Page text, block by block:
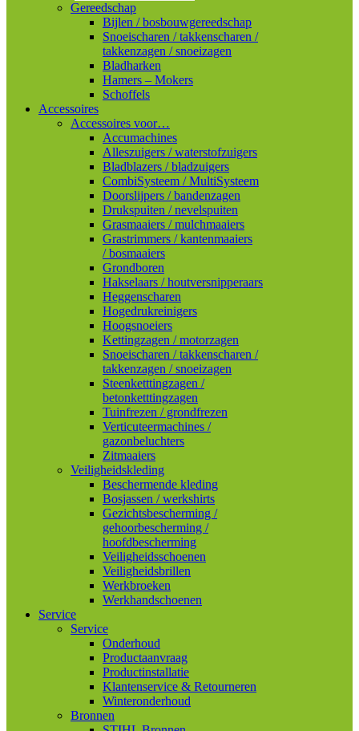
Gereedschap
Bijlen / bosbouwgereedschap
Snoeischaren / takkenscharen /
takkenzagen / snoeizagen
Bladharken
Hamers – Mokers
Schoffels
Accessoires
Accessoires voor…
Accumachines
Alleszuigers / waterstofzuigers
Bladblazers / bladzuigers
CombiSysteem / MultiSysteem
Doorslijpers / bandenzagen
Drukspuiten / nevelspuiten
Grasmaaiers / mulchmaaiers
Grastrimmers / kantenmaaiers
/ bosmaaiers
Grondboren
Hakselaars / houtversnipperaars
Heggenscharen
Hogedrukreinigers
Hoogsnoeiers
Kettingzagen / motorzagen
Snoeischaren / takkenscharen /
takkenzagen / snoeizagen
Steenketttingzagen /
betonketttingzagen
Tuinfrezen / grondfrezen
Verticuteermachines /
gazonbeluchters
Zitmaaiers
Veiligheidskleding
Beschermende kleding
Bosjassen / werkshirts
Gezichtsbescherming /
gehoorbescherming /
hoofdbescherming
Veiligheidsschoenen
Veiligheidsbrillen
Werkbroeken
Werkhandschoenen
Service
Service
Onderhoud
Productaanvraag
Productinstallatie
Klantenservice & Retourneren
Winteronderhoud
Bronnen